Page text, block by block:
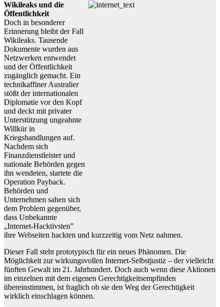
Wikileaks und die
Öffentlichkeit
Doch in besonderer
Erinnerung bleibt der Fall
Wikileaks. Tausende
Dokumente wurden aus
Netzwerken entwendet
und der Öffentlichkeit
zugänglich gemacht. Ein
technikaffiner Australier
stößt der internationalen
Diplomatie vor den Kopf
und deckt mit privater
Unterstützung ungeahnte
Willkür in
Kriegshandlungen auf.
Nachdem sich
Finanzdienstleister und
nationale Behörden gegen
ihn wendeten, startete die
Operation Payback.
Behörden und
Unternehmen sahen sich
dem Problem gegenüber,
dass Unbekannte
„Internet-Hacktivsten”
ihre Webseiten hackten und kurzzeitig vom Netz nahmen.
Dieser Fall steht prototypisch für ein neues Phänomen. Die
Möglichkeit zur wirkungsvollen Internet-Selbstjustiz – der vielleicht
fünften Gewalt im 21. Jahrhundert. Doch auch wenn diese Aktionen
im einzelnen mit dem eigenen Gerechtigkeitsempfinden
übereinstimmen, ist fraglich ob sie den Weg der Gerechtigkeit
wirklich einschlagen können.